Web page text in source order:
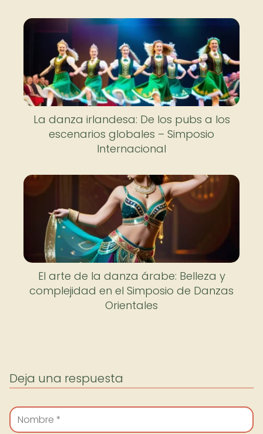
La danza irlandesa: De los pubs a los
escenarios globales – Simposio
Internacional
El arte de la danza árabe: Belleza y
complejidad en el Simposio de Danzas
Orientales
Deja una respuesta